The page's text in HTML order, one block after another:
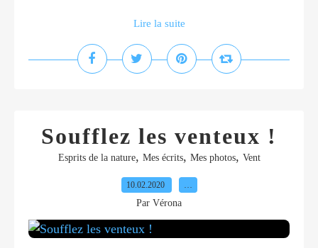
Lire la suite
Soufflez les venteux !
Esprits de la nature, Mes écrits, Mes photos, Vent
10.02.2020 …
Par Vérona